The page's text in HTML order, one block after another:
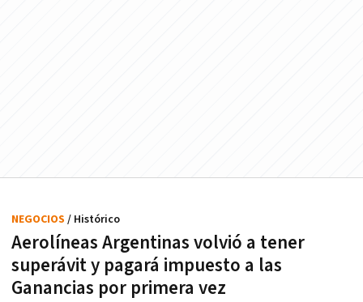
Aerolíneas Argentinas volvió a tener
superávit y pagará impuesto a las
Ganancias por primera vez
NEGOCIOS / Histórico